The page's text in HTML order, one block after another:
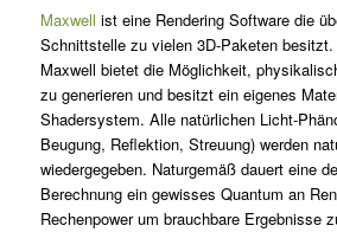
Maxwell ist eine Rendering Software die
Schnittstelle zu vielen 3D-Paketen besitzt.
Maxwell bietet die Möglichkeit,
zu generieren und besitzt ein eigenes
Shadersystem. Alle natürlichen Licht-
Beugung, Reflektion, Streuung) werden
wiedergegeben. Naturgemäß dauert eine
Berechnung ein gewisses Quantum an
Rechenpower um brauchbare Ergebnisse